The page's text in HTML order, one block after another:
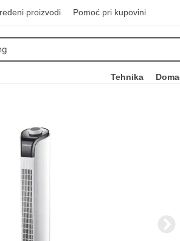
proizvodi Pomoć pri kupovini
Tehnika